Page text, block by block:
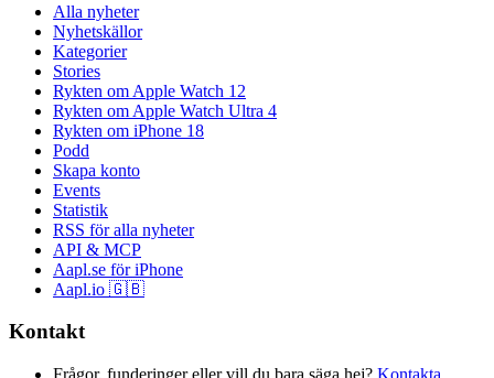
Alla nyheter
Nyhetskällor
Kategorier
Stories
Rykten om Apple Watch 12
Rykten om Apple Watch Ultra 4
Rykten om iPhone 18
Podd
Skapa konto
Events
Statistik
RSS för alla nyheter
API & MCP
Aapl.se för iPhone
Aapl.io 🇬🇧
Kontakt